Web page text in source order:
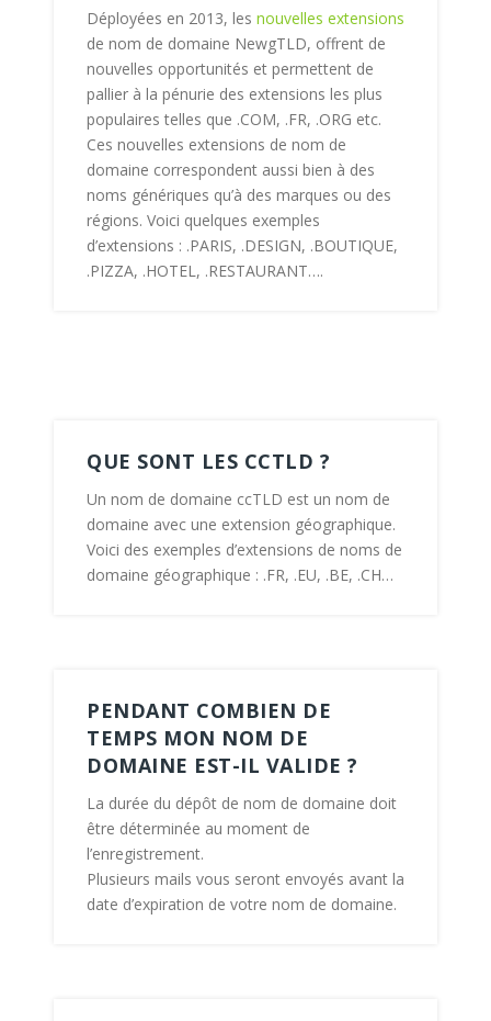
Déployées en 2013, les nouvelles extensions
de nom de domaine NewgTLD, offrent de
nouvelles opportunités et permettent de
pallier à la pénurie des extensions les plus
populaires telles que .COM, .FR, .ORG etc.
Ces nouvelles extensions de nom de
domaine correspondent aussi bien à des
noms génériques qu’à des marques ou des
régions. Voici quelques exemples
d’extensions : .PARIS, .DESIGN, .BOUTIQUE,
.PIZZA, .HOTEL, .RESTAURANT….
QUE SONT LES CCTLD ?
Un nom de domaine ccTLD est un nom de
domaine avec une extension géographique.
Voici des exemples d’extensions de noms de
domaine géographique : .FR, .EU, .BE, .CH…
PENDANT COMBIEN DE
TEMPS MON NOM DE
DOMAINE EST-IL VALIDE ?
La durée du dépôt de nom de domaine doit
être déterminée au moment de
l’enregistrement.
Plusieurs mails vous seront envoyés avant la
date d’expiration de votre nom de domaine.